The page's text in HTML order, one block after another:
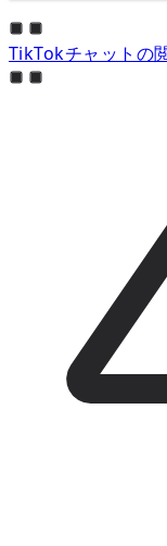
TikTokチャットの